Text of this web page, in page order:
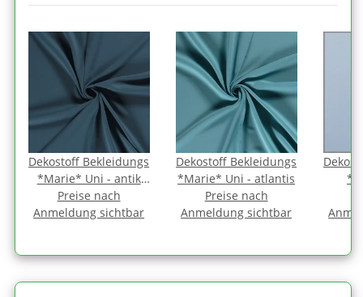
Dekostoff Bekleidungs
*Marie* Uni - antik
petrol
Preise nach
Anmeldung sichtbar
Dekostoff Bekleidungs
*Marie* Uni - atlantis
Preise nach
Anmeldung sichtbar